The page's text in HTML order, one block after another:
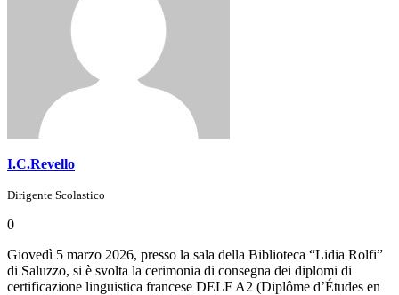
I.C.Revello
Dirigente Scolastico
0
Giovedì 5 marzo 2026, presso la sala della Biblioteca “Lidia Rolfi”
di Saluzzo, si è svolta la cerimonia di consegna dei diplomi di
certificazione linguistica francese DELF A2 (Diplôme d’Études en